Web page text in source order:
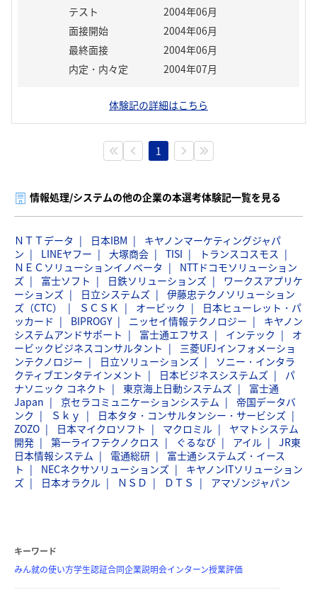
テスト
2004年06月
面接開始
2004年06月
最終面接
2004年06月
内定・内々定
2004年07月
体験記の詳細はこちら
1
情報処理/システムの他の企業の本選考体験記一覧を見る
ＮＴＴデータ 日本IBM
キヤノンマーケティングジャパ
ン
LINEヤフー 大塚商会 TISI
トランスコスモス
ＮＥＣソリューションイノベータ
NTTドコモソリューション
ズ
富士ソフト 日鉄ソリューションズ
ワークスアプリケ
ーションズ
日立システムズ
伊藤忠テクノソリューション
ズ（CTC）
ＳＣＳＫ オービック
日本ヒューレット・パ
ッカード
BIPROGY ニッセイ情報テクノロジー
キヤノン
システムアンドサポート
富士通エフサス インテック
オ
ービックビジネスコンサルタント
三菱UFJインフォメーショ
ンテクノロジー
日立ソリューションズ
ソニー・インタラ
クティブエンタテインメント
日本ビジネスシステムズ
パ
ナソニック コネクト
東京海上日動システムズ
富士通
Japan
京セラコミュニケーションシステム
帝国データバ
ンク
Ｓｋｙ
日本タタ・コンサルタンシー・サービシズ
ZOZO
日本マイクロソフト マクロミル
ヤマトシステム
開発
第一ライフテクノクロス ぐるなび アイル
JR東
日本情報システム
電通総研
富士通システムズ・イース
ト
NECネクサソリューションズ
キヤノンITソリューション
ズ
日本オラクル ＮＳＤ ＤＴＳ アマゾンジャパン
キーワード
みん就の使い方学生認証合同企業説明会インターン授業評価